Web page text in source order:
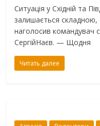
Ситуація у Східній та
залишається
наголосив командувач
СергійНаєв. — Щодня
Читать далее